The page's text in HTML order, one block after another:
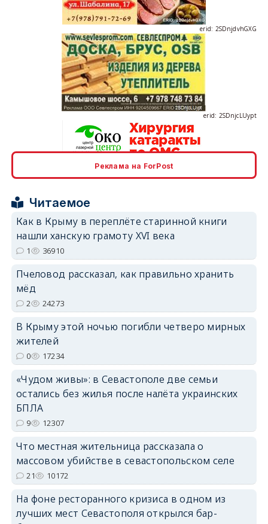
Реклама на ForPost
Читаемое
Как в Крыму в переплёте старинной книги
нашли ханскую грамоту XVI века
1 36910
Пчеловод рассказал, как правильно хранить
мёд
2 24273
В Крыму этой ночью погибли четверо мирных
жителей
0 17234
«Чудом живы»: в Севастополе две семьи
остались без жилья после налёта украинских
БПЛА
9 12307
Что местная жительница рассказала о
массовом убийстве в севастопольском селе
21 10172
На фоне ресторанного кризиса в одном из
лучших мест Севастополя открылся бар-